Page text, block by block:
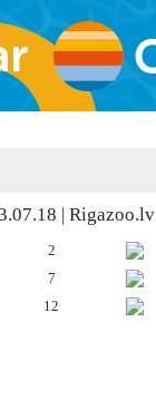
| Rigazoo.lv